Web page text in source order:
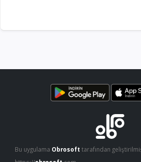
Bu uygulama Obrosoft tarafından